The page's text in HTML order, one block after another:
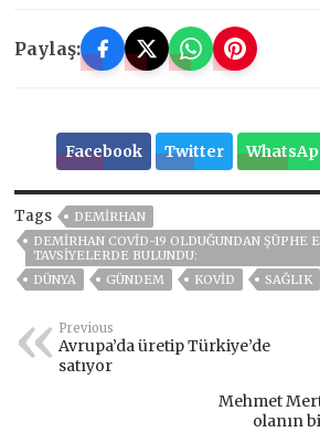
Paylaş:
Facebook Twitter
Tags
DEMİRHAN
DEMIRHAN COVID-19 OLDUĞUNDAN ŞÜPHE
TAVSIYELERDE BULUNDU:
DÜNYA
GÜNDEM KOVİD SAĞLIK
Previous
Avrupa’da üretip Türkiye’de
satıyor
Mehmet
olanın